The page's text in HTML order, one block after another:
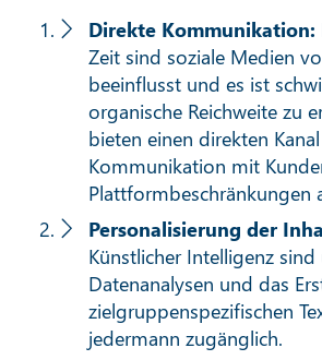
Direkte Kommunikation:
Zeit sind soziale Medien
beeinflusst und es ist
organische Reichweite zu
bieten einen direkten
Kommunikation mit
Plattformbeschränkungen
Personalisierung der
Künstlicher Intelligenz
Datenanalysen und das
zielgruppenspezifischen
jedermann zugänglich.